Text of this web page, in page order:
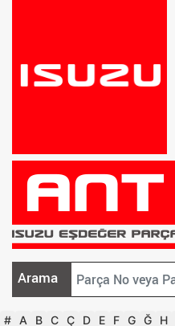
Arama
# A B C Ç D E F G Ğ H